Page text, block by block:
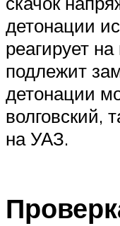
детонации
реагирует
подлежит
детонации
волговский,
на УАЗ.